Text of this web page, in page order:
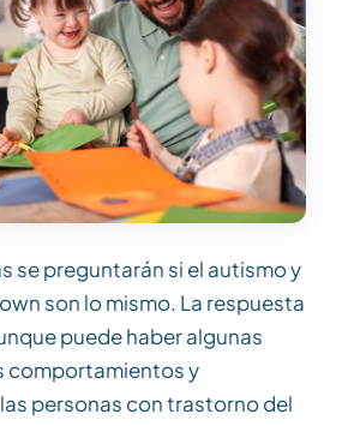
se preguntarán si el autismo y
son lo mismo. La respuesta
puede haber algunas
comportamientos y
personas con trastorno del